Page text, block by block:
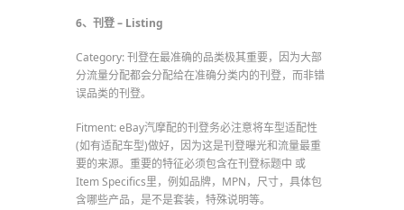
6、刊登 – Listing
Category: 刊登在最准确的品类极其重要，因为大部
分流量分配都会分配给在准确分类内的刊登，而非错
误品类的刊登。
Fitment: eBay汽摩配的刊登务必注意将车型适配性
(如有适配车型)做好，因为这是刊登曝光和流量最重
要的来源。重要的特征必须包含在刊登标题中 或
Item Specifics里，例如品牌，MPN，尺寸，具体包
含哪些产品，是不是套装，特殊说明等。